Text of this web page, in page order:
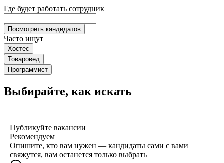
Где будет работать сотрудник
Посмотреть кандидатов
Часто ищут
Хостес
Товаровед
Программист
Выбирайте, как искать
Публикуйте вакансии
Рекомендуем
Опишите, кто вам нужен — кандидаты сами с вами
свяжутся, вам останется только выбрать